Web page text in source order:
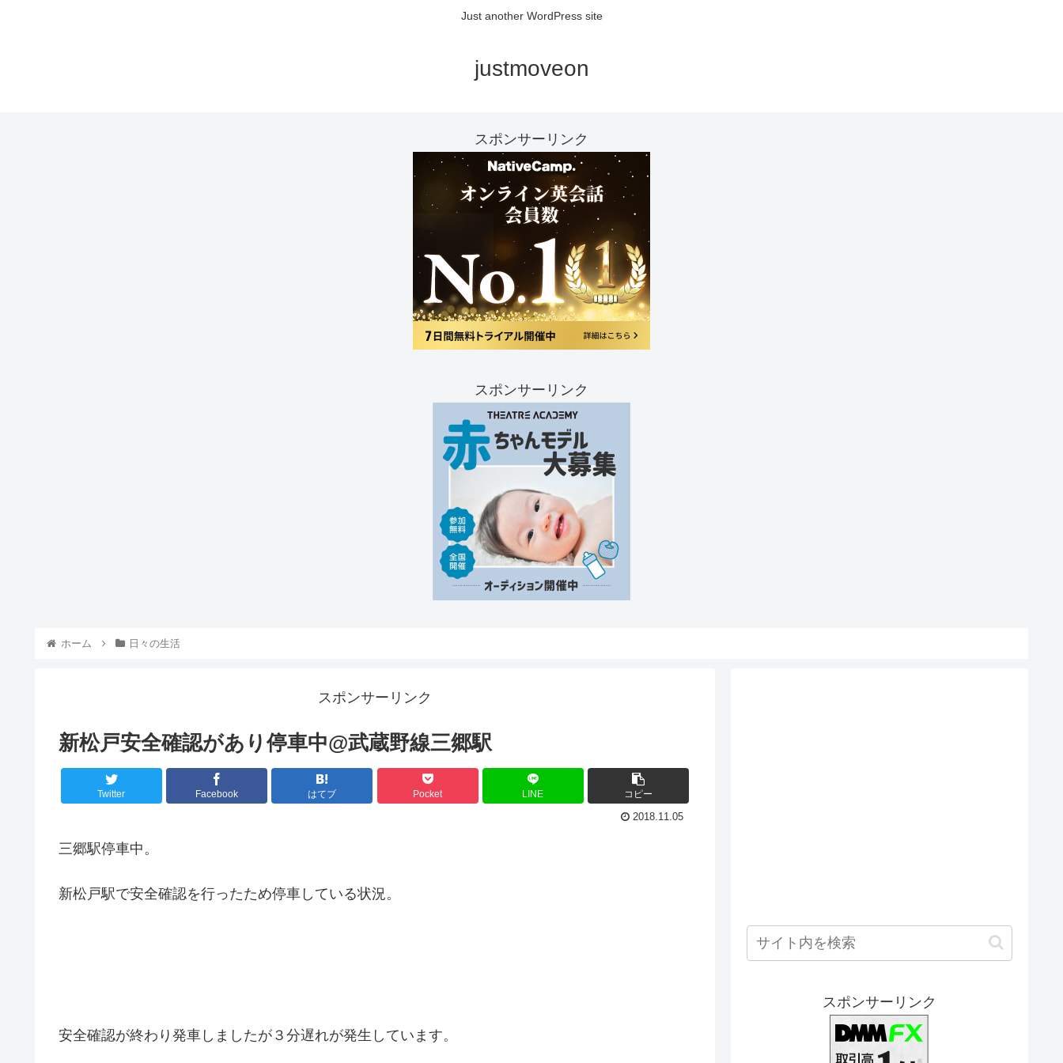
Just another WordPress site
justmoveon
スポンサーリンク
スポンサーリンク
ホーム 日々の生活
スポンサーリンク
新松戸安全確認があり停車中@武蔵野線三郷駅
Twitter Facebook はてブ Pocket LINE コピー
2018.11.05
三郷駅停車中。
新松戸駅で安全確認を行ったため停車している状況。
安全確認が終わり発車しましたが３分遅れが発生しています。
スポンサーリンク